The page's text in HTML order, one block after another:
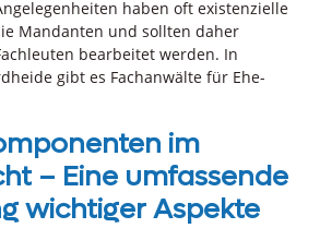
haben oft existenzielle
Mandanten und sollten daher
bearbeitet werden. In
gibt es Fachanwälte für Ehe-
im
– Eine umfassende
wichtiger Aspekte